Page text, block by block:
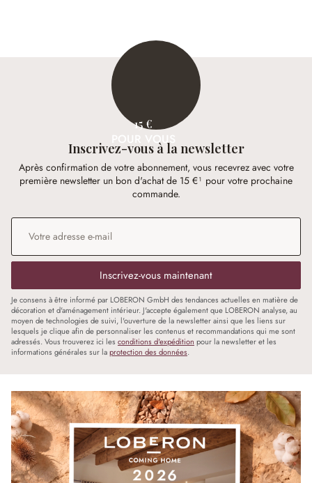
15 €
POUR VOUS
Inscrivez-vous à la newsletter
Après confirmation de votre abonnement, vous recevrez avec votre
première newsletter un bon d'achat de 15 €¹ pour votre prochaine
commande.
Adresse e-mail
Inscrivez-vous maintenant
Je consens à être informé par LOBERON GmbH des tendances actuelles en matière de
décoration et d'aménagement intérieur. J'accepte également que LOBERON analyse, au
moyen de technologies de suivi, l'ouverture de la newsletter ainsi que les liens sur
lesquels je clique afin de personnaliser les contenus et recommandations qui me sont
adressés. Vous trouverez ici les conditions d'expédition pour la newsletter et les
informations générales sur laprotection des données.